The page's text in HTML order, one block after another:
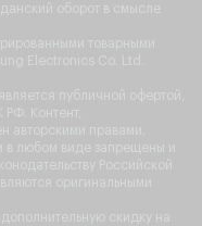
оборот в смысле
товарными
Electronics Co. Ltd.
публичной офертой,
Контент,
авторскими правами.
в любом виде запрещены и
Российской
оригинальными
скидку на